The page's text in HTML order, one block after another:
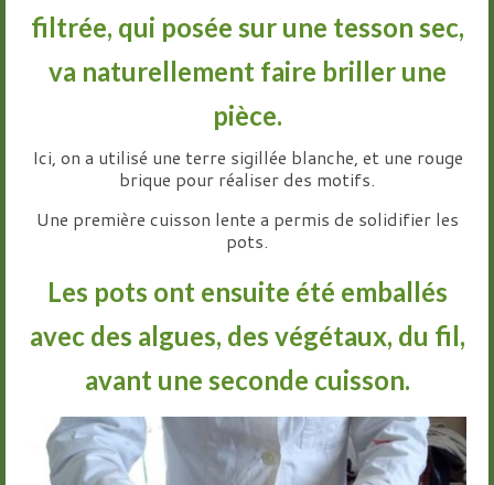
filtrée, qui posée sur une tesson sec,
va naturellement faire briller une
pièce.
Ici, on a utilisé une terre sigillée blanche, et une rouge
brique pour réaliser des motifs.
Une première cuisson lente a permis de solidifier les
pots.
Les pots ont ensuite été emballés
avec des algues, des végétaux, du fil,
avant une seconde cuisson.